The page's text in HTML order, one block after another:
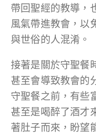
帶回聖經的教導，
風氣帶進教會，以
與世俗的人混淆。
接著是關於守聖餐
甚至會導致教會的
守聖餐之前，有些
甚至是喝醉了酒才
著肚子而來，盼望